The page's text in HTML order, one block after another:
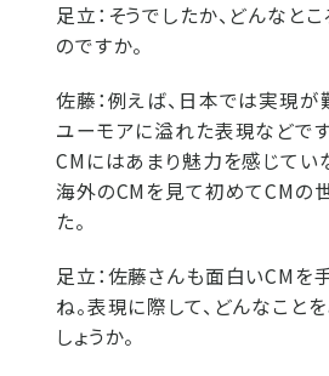
足立： そうでしたか、どんなと
のですか。
佐藤：例えば、日本では実現が
ユーモアに溢れた表現などで
CMにはあまり魅力を感じてい
海外のCMを見て初めてCMの
た。
足立：佐藤さんも面白いCMを
ね。表現に際して、どんなこと
しょうか。